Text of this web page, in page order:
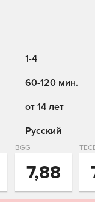
1-4
60-120 мин.
от 14 лет
Русский
BGG
7,88